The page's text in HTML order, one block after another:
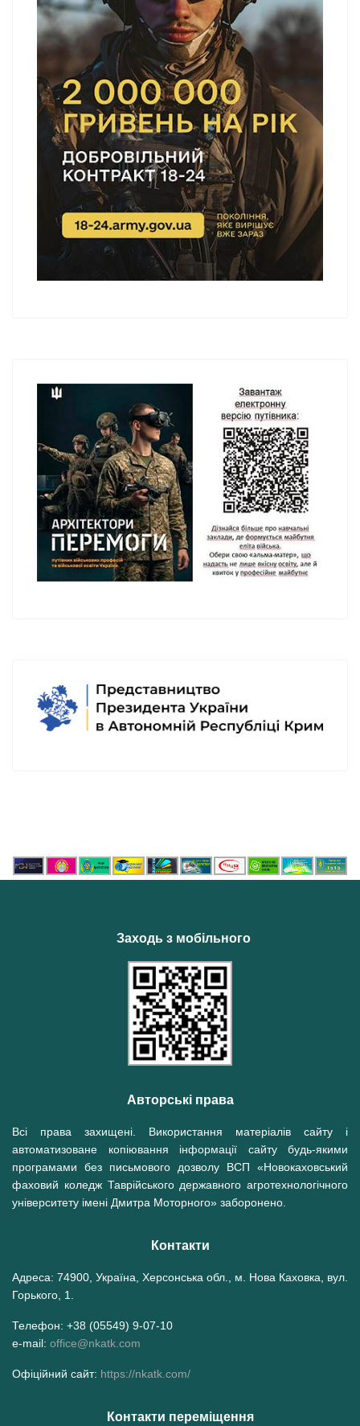
Заходь з мобільного
Авторські права
Всі права захищені. Використання матеріалів сайту і
автоматизоване копіювання інформації сайту будь-якими
програмами без письмового дозволу ВСП «Новокаховський
фаховий коледж Таврійського державного агротехнологічного
університету імені Дмитра Моторного» заборонено.
Контакти
Адреса: 74900, Україна, Херсонська обл., м. Нова Каховка, вул.
Горького, 1.
Телефон: +38 (05549) 9-07-10
e-mail: office@nkatk.com
Офіційний сайт: https://nkatk.com/
Контакти переміщення